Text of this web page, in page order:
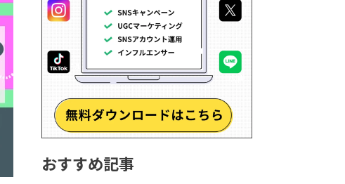
おすすめ記事